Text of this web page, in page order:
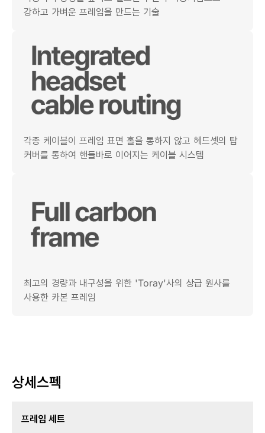
강하고 가벼운 프레임을 만드는 기술
각종 케이블이 프레임 표면 홀을 통하지 않고 헤드셋의 탑
커버를 통하여 핸들바로 이어지는 케이블 시스템
최고의 경량과 내구성을 위한 'Toray'사의 상급 원사를
사용한 카본 프레임
상세스펙
프레임 세트